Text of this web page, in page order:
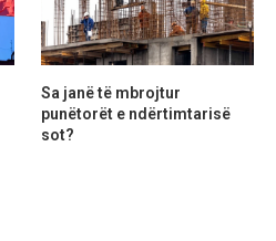
Sa janë të mbrojtur
punëtorët e ndërtimtarisë
sot?